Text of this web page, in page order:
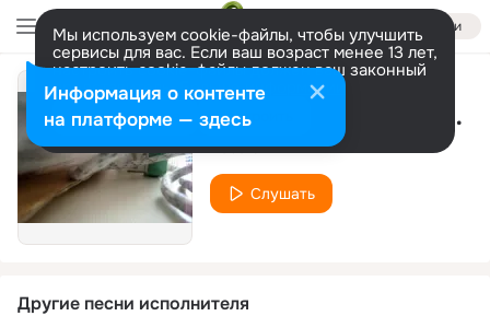
Войти
Мы используем cookie-файлы, чтобы улучшить
сервисы для вас. Если ваш возраст менее 13 лет,
настроить cookie-файлы должен ваш законный
представитель. Больше информации
Разрешить все Настроить Out Of My Mind (Radio Edit)
Robert M
Слушать
Другие песни исполнителя
Информация о контенте
на платформе — здесь